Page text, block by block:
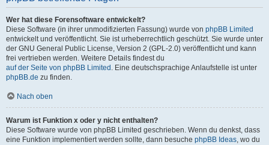
Wer hat diese Forensoftware entwickelt?
Diese Software (in ihrer unmodifizierten Fassung) wurde von phpBB Limited
entwickelt und veröffentlicht. Sie ist urheberrechtlich geschützt. Sie wurde unter
der GNU General Public License, Version 2 (GPL-2.0) veröffentlicht und kann
frei vertrieben werden. Weitere Details findest du
auf der Seite von phpBB Limited . Eine deutschsprachige Anlaufstelle ist unter
phpBB.de zu finden.
Nach oben
Warum ist Funktion x oder y nicht enthalten?
Diese Software wurde von phpBB Limited geschrieben. Wenn du denkst, dass
eine Funktion implementiert werden sollte, dann besuche phpBB Ideas, wo du